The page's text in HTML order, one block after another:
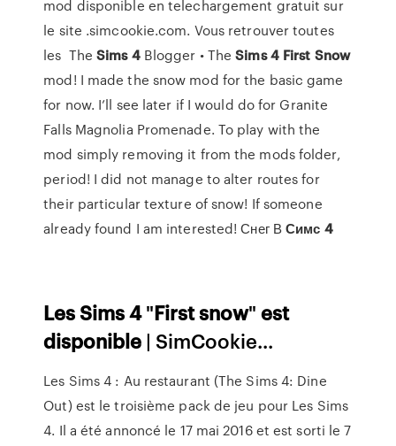
mod disponible en telechargement gratuit sur
le site .simcookie.com. Vous retrouver toutes
les TheSims 4Blogger • TheSims 4 First Snow
mod! I made the snow mod for the basic game
for now. I’ll see later if I would do for Granite
Falls Magnolia Promenade. To play with the
mod simply removing it from the mods folder,
period! I did not manage to alter routes for
their particular texture of snow! If someone
already found I am interested! Снег ВСимс 4
LesSims4"Firstsnow"est
disponible | SimCookie...
Les Sims 4 : Au restaurant (The Sims 4: Dine
Out) est le troisième pack de jeu pour Les Sims
4. Il a été annoncé le 17 mai 2016 et est sorti le 7